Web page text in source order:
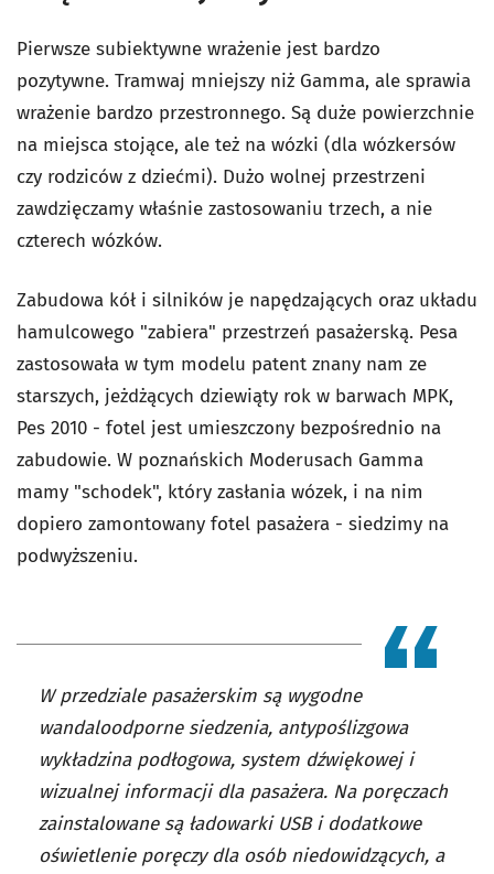
Pierwsze subiektywne wrażenie jest bardzo
pozytywne. Tramwaj mniejszy niż Gamma, ale sprawia
wrażenie bardzo przestronnego. Są duże powierzchnie
na miejsca stojące, ale też na wózki (dla wózkersów
czy rodziców z dziećmi). Dużo wolnej przestrzeni
zawdzięczamy właśnie zastosowaniu trzech, a nie
czterech wózków.
Zabudowa kół i silników je napędzających oraz układu
hamulcowego "zabiera" przestrzeń pasażerską. Pesa
zastosowała w tym modelu patent znany nam ze
starszych, jeżdżących dziewiąty rok w barwach MPK,
Pes 2010 - fotel jest umieszczony bezpośrednio na
zabudowie. W poznańskich Moderusach Gamma
mamy "schodek", który zasłania wózek, i na nim
dopiero zamontowany fotel pasażera - siedzimy na
podwyższeniu.
W przedziale pasażerskim są wygodne
wandaloodporne siedzenia, antypoślizgowa
wykładzina podłogowa, system dźwiękowej i
wizualnej informacji dla pasażera. Na poręczach
zainstalowane są ładowarki USB i dodatkowe
oświetlenie poręczy dla osób niedowidzących, a